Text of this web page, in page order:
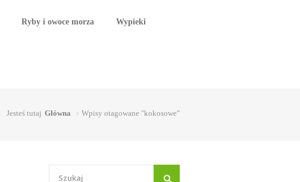
Ryby i owoce morza Wypieki
Jesteś tutaj Główna Wpisy otagowane "kokosowe"